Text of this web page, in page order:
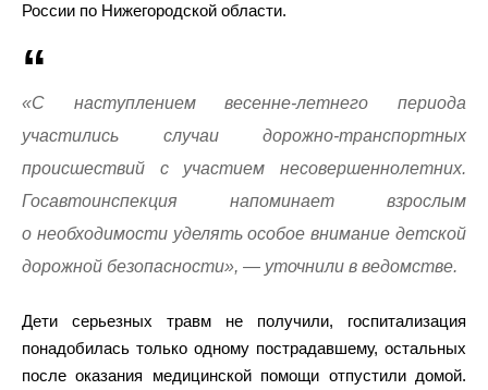
России по Нижегородской области.
«С наступлением весенне-летнего периода
участились случаи дорожно-транспортных
происшествий с участием несовершеннолетних.
Госавтоинспекция напоминает взрослым
о необходимости уделять особое внимание детской
дорожной безопасности», — уточнили в ведомстве.
Дети серьезных травм не получили, госпитализация
понадобилась только одному пострадавшему, остальных
после оказания медицинской помощи отпустили домой.